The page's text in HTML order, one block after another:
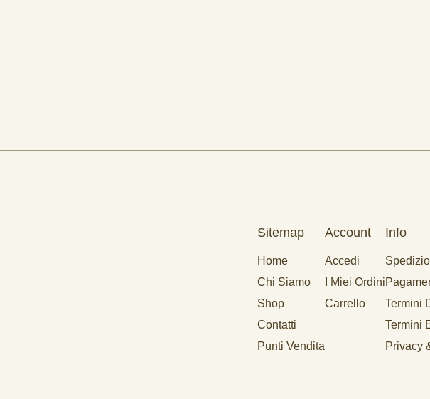
Sitemap
Home
Chi Siamo
Shop
Contatti
Punti Vendita
Account
Accedi
I Miei Ordini
Carrello
Info
Termini
Termini
Privacy